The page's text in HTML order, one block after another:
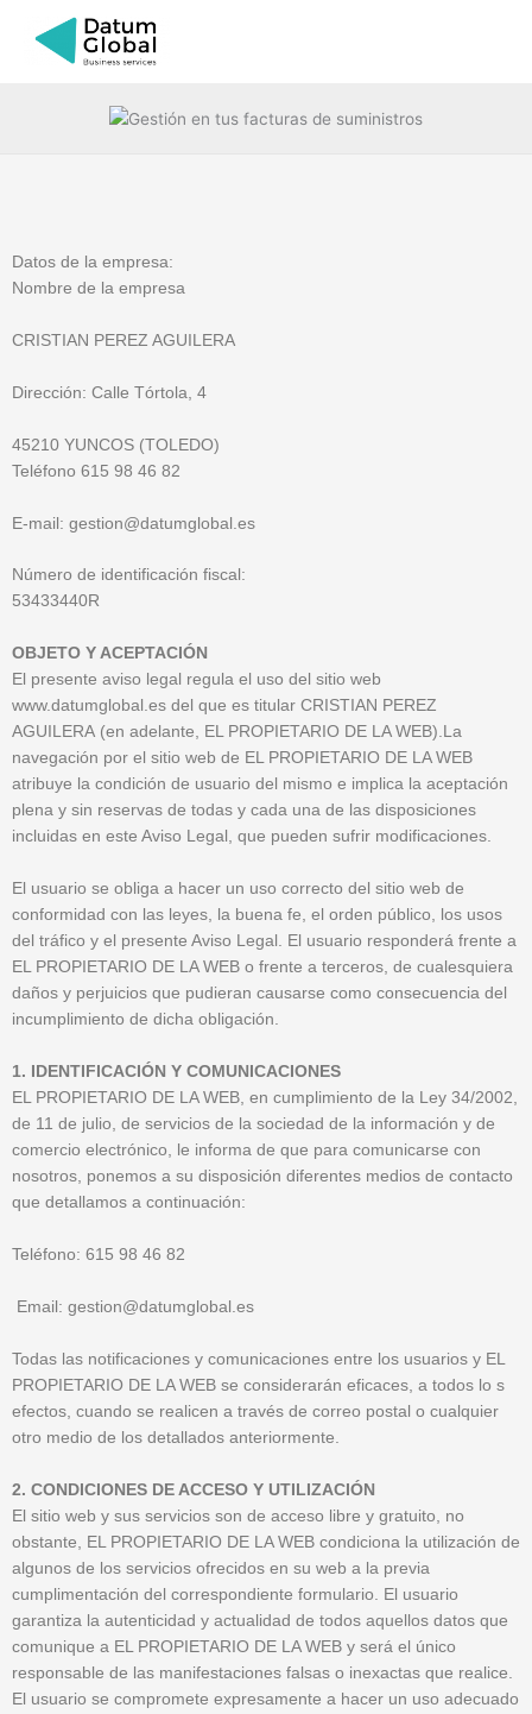
contenido
Datos de la empresa:
Nombre de la empresa
CRISTIAN PEREZ AGUILERA
Dirección: Calle Tórtola, 4
45210 YUNCOS (TOLEDO)
Teléfono 615 98 46 82
E-mail: gestion@datumglobal.es
Número de identificación fiscal:
53433440R
OBJETO Y ACEPTACIÓN
El presente aviso legal regula el uso del sitio web
www.datumglobal.es del que es titular CRISTIAN PEREZ
AGUILERA (en adelante, EL PROPIETARIO DE LA WEB).La
navegación por el sitio web de EL PROPIETARIO DE LA WEB
atribuye la condición de usuario del mismo e implica la aceptación
plena y sin reservas de todas y cada una de las disposiciones
incluidas en este Aviso Legal, que pueden sufrir modificaciones.
El usuario se obliga a hacer un uso correcto del sitio web de
conformidad con las leyes, la buena fe, el orden público, los usos
del tráfico y el presente Aviso Legal. El usuario responderá frente a
EL PROPIETARIO DE LA WEB o frente a terceros, de cualesquiera
daños y perjuicios que pudieran causarse como consecuencia del
incumplimiento de dicha obligación.
1. IDENTIFICACIÓN Y COMUNICACIONES
EL PROPIETARIO DE LA WEB, en cumplimiento de la Ley 34/2002,
de 11 de julio, de servicios de la sociedad de la información y de
comercio electrónico, le informa de que para comunicarse con
nosotros, ponemos a su disposición diferentes medios de contacto
que detallamos a continuación:
Teléfono: 615 98 46 82
Email: gestion@datumglobal.es
Todas las notificaciones y comunicaciones entre los usuarios y EL
PROPIETARIO DE LA WEB se considerarán eficaces, a todos lo s
efectos, cuando se realicen a través de correo postal o cualquier
otro medio de los detallados anteriormente.
2. CONDICIONES DE ACCESO Y UTILIZACIÓN
El sitio web y sus servicios son de acceso libre y gratuito, no
obstante, EL PROPIETARIO DE LA WEB condiciona la utilización de
algunos de los servicios ofrecidos en su web a la previa
cumplimentación del correspondiente formulario. El usuario
garantiza la autenticidad y actualidad de todos aquellos datos que
comunique a EL PROPIETARIO DE LA WEB y será el único
responsable de las manifestaciones falsas o inexactas que realice.
El usuario se compromete expresamente a hacer un uso adecuado